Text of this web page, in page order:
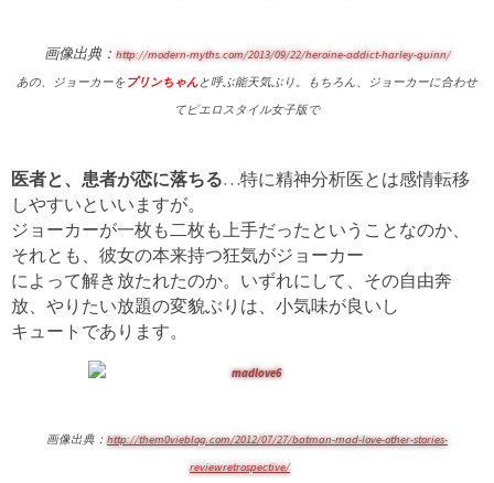
画像出典： http://modern-myths.com/2013/09/22/heroine-addict-harley-quinn/
あの、ジョーカーをプリンちゃんと呼ぶ能天気ぶり。
もちろん、ジョーカーに合わせ
てピエロスタイル女子版で
医者と、患者が恋に落ちる…特に精神分析医とは感情転移
しやすいといいますが。
ジョーカーが一枚も二枚も上手だったということなのか、
それとも、彼女の本来持つ狂気がジョーカー
によって解き放たれたのか。いずれにして、その自由奔
放、やりたい放題の変貌ぶりは、小気味が良いし
キュートであります。
画像出典： http://them0vieblog.com/2012/07/27/batman-mad-love-other-stories-
reviewretrospective/